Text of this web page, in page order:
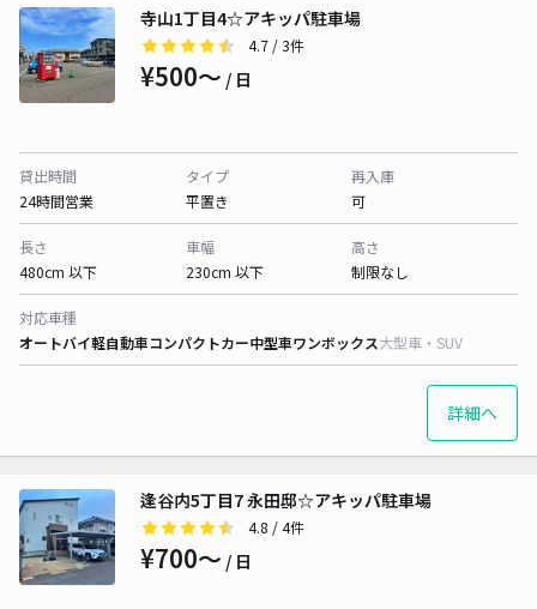
寺山1丁目4☆アキッパ駐車場
4.7 / 3件
¥500〜 / 日
貸出時間
24時間営業
タイプ
平置き
再入庫
可
長さ
480cm 以下
車幅
230cm 以下
高さ
制限なし
対応車種
オートバイ軽自動車コンパクトカー中型車ワンボックス大型車・SUV
詳細へ
逢谷内5丁目7 永田邸☆アキッパ駐車場
4.8 / 4件
¥700〜 / 日